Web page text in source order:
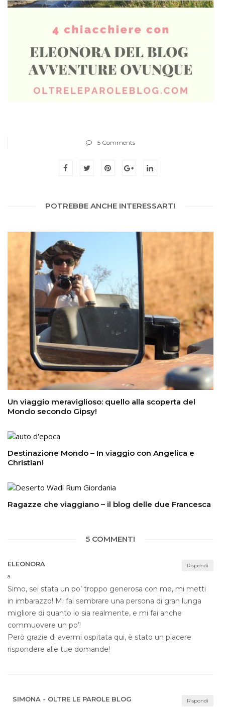
5 Comments
POTREBBE ANCHE INTERESSARTI
Un viaggio meraviglioso: quello alla scoperta del
Mondo secondo Gipsy!
Destinazione Mondo – In viaggio con Angelica e
Christian!
Ragazze che viaggiano – il blog delle due Francesca
5 COMMENTI
Rispondi
ELEONORA
a
Simo, sei stata un po’ troppo generosa con me, mi metti
in imbarazzo! Mi fai sembrare una persona di gran lunga
migliore di quanto io sia realmente, e mi fai anche
commuovere un po’!
Però grazie di avermi ospitata qui, è stato un piacere
rispondere alle tue domande!
Rispondi
SIMONA - OLTRE LE PAROLE BLOG